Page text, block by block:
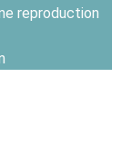
reproduction